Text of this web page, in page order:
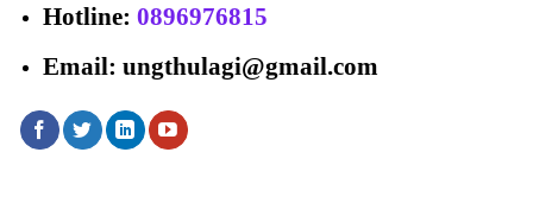
Hotline: 0896976815
Email: ungthulagi@gmail.com